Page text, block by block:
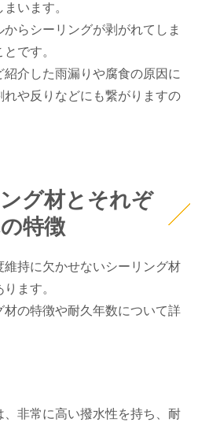
います。
らシーリングが剥がれてしま
です。
介した雨漏りや腐食の原因に
れや反りなどにも繋がりますの
グ材とそれぞ
特徴
持に欠かせないシーリング材
ます。
の特徴や耐久年数について詳
非常に高い撥水性を持ち、耐